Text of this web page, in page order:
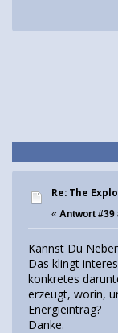
Re: The
« Antwort #39
Kannst Du
Das klingt
konkretes
erzeugt, worin,
Energieintrag?
Danke.